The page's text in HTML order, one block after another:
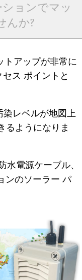
ョンでマッ
んか?
アップが非常に
ス ポイントと
レベルが地図上
るようになりま
電源ケーブル、
ンのソーラー パ